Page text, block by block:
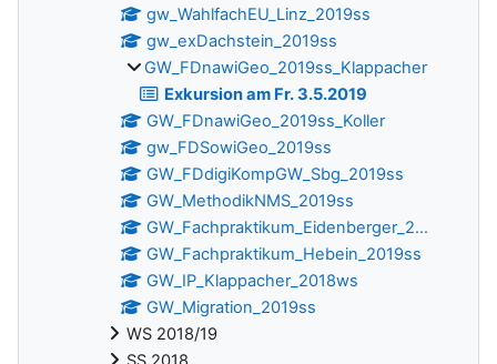
gw_WahlfachEU_Linz_2019ss
gw_exDachstein_2019ss
GW_FDnawiGeo_2019ss_Klappacher
Exkursion am Fr. 3.5.2019
GW_FDnawiGeo_2019ss_Koller
gw_FDSowiGeo_2019ss
GW_FDdigiKompGW_Sbg_2019ss
GW_MethodikNMS_2019ss
GW_Fachpraktikum_Eidenberger_2...
GW_Fachpraktikum_Hebein_2019ss
GW_IP_Klappacher_2018ws
GW_Migration_2019ss
WS 2018/19